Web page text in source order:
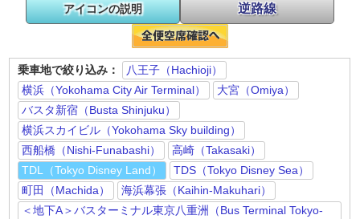
乗車地で絞り込み：
八王子（Hachioji）
横浜（Yokohama City Air Terminal）
大宮（Omiya）
バスタ新宿（Busta Shinjuku）
横浜スカイビル（Yokohama Sky building）
西船橋（Nishi-Funabashi）
高崎（Takasaki）
TDL（Tokyo Disney Land）
TDS（Tokyo Disney Sea）
町田（Machida）
海浜幕張（Kaihin-Makuhari）
＜地下A＞バスターミナル東京八重洲（Bus Terminal Tokyo-
アイコンの説明 逆路線